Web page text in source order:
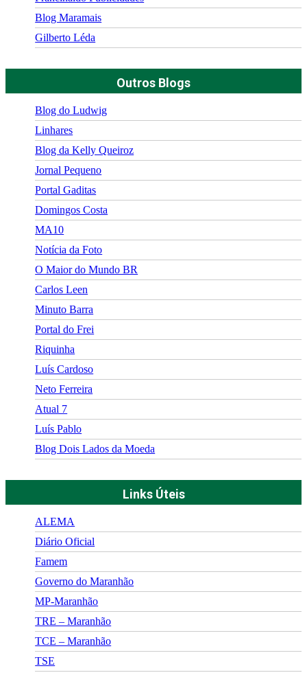
Blog Maramais
Gilberto Léda
Outros Blogs
Blog do Ludwig
Linhares
Blog da Kelly Queiroz
Jornal Pequeno
Portal Gaditas
Domingos Costa
MA10
Notícia da Foto
O Maior do Mundo BR
Carlos Leen
Minuto Barra
Portal do Frei
Riquinha
Luís Cardoso
Neto Ferreira
Atual 7
Luís Pablo
Blog Dois Lados da Moeda
Links Úteis
ALEMA
Diário Oficial
Famem
Governo do Maranhão
MP-Maranhão
TRE – Maranhão
TCE – Maranhão
TSE